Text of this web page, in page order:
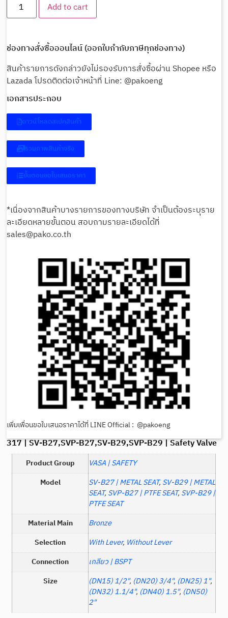
Add to cart
ช่องทางสั่งซื้อออนไลน์ (ออกใบกำกับภาษีทุกช่องทาง)
สินค้ารายการดังกล่าวยังไม่รองรับการสั่งซื้อผ่าน Shopee หรือ
Lazada โปรดติดต่อเจ้าหน้าที่ Line: @pakoeng
เอกสารประกอบ
ดาวน์โหลดสเปคสินค้า
รวมภาพสินค้าจริง
ขั้นตอนขอใบเสนอราคา
*เนื่องจากสินค้าบางรายการของทางบริษัท จำเป็นต้องระบุราย
ละเอียดหลายขั้นตอน สอบถามรายละเอียดได้ที่
sales@pako.co.th
เพิ่มเพื่อนขอใบเสนอราคาได้ที่ LINE Official : @pakoeng
317 | SV-B27,SVP-B27,SV-B29,SVP-B29 | Safety Valve
Product Group
VASA | SAFETY
Model
SV-B27 | METAL SEAT,SV-B29 | METAL
SEAT,SVP-B27 | PTFE SEAT,SVP-B29 |
PTFE SEAT
Material Main
Bronze
Selection
With Lever, Without Lever
Connection
เกลียว | BSPT
Size
(DN15) 1/2", (DN20) 3/4", (DN25) 1",
(DN32) 1.1/4", (DN40) 1.5", (DN50)
2"